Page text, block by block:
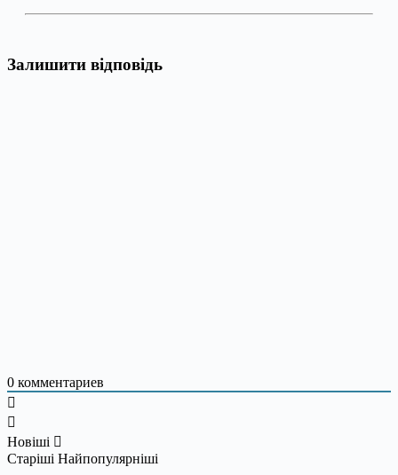
Залишити відповідь
0 комментариев
Новіші
Старіші Найпопулярніші